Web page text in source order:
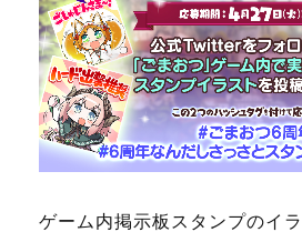
ゲーム内掲示板スタンプのイ